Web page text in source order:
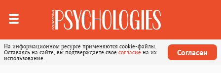
На информационном ресурсе применяются cookie-файлы.
Оставаясь на сайте, вы подтверждаете свое согласие на их
использование.
Согласен